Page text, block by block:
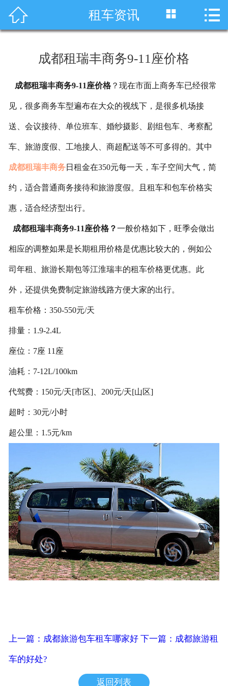
 首页
川藏线租车
服务项目
租车资讯
租车价格
关于我们
联系我们
 租车资讯  
成都租瑞丰商务9-11座价格
成都租瑞丰商务9-11座价格？现在市面上商务车已经很常
见，很多商务车型遍布在大众的视线下，是很多机场接
送、会议接待、单位班车、婚纱摄影、剧组包车、考察配
车、旅游度假、工地接人、商超配送等不可多得的。其中
成都租 瑞丰商务日租金在350元每一天，车子空间大气，简
约，适合普通商务接待和旅游度假。且租车和包车价格实
惠，适合经济型出行。
成都租瑞丰商务9-11座价格？一般价格如下，旺季会做出
相应的调整如果是长期租用价格是优惠比较大的，例如公
司年租、旅游长期包等江淮瑞丰的租车价格更优惠。此
外，还提供免费制定旅游线路方便大家的出行。
租车价格：350-550元/天
排量：1.9-2.4L
座位：7座 11座
油耗：7-12L/100km
代驾费：150元/天[市区]、200元/天[山区]
超时：30元/小时
超公里：1.5元/km
上一篇：成都旅游包车租车哪家好 下一篇：成都旅游租
车的好处?
返回列表